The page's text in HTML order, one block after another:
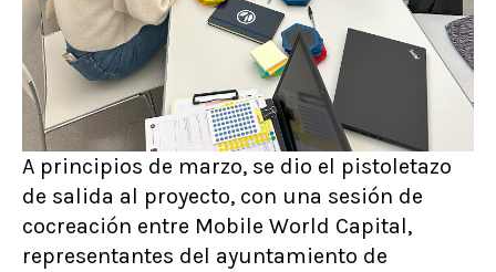
A principios de marzo, se dio el pistoletazo
de salida al proyecto, con una sesión de
cocreación entre Mobile World Capital,
representantes del ayuntamiento de